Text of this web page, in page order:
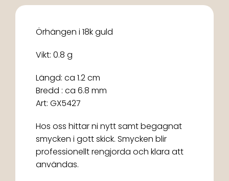
Örhängen i 18k guld
Vikt: 0.8 g
Längd: ca 1.2 cm
Bredd : ca 6.8 mm
Art: GX5427
Hos oss hittar ni nytt samt begagnat
smycken i gott skick. Smycken blir
professionellt rengjorda och klara att
användas.